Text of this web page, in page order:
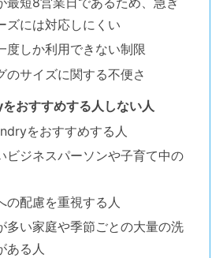
ズには対応しにくい
度しか利用できない制限
のサイズに関する不便さ
おすすめする人しない人
をおすすめする人
ビジネスパーソンや子育て中の
の配慮を重視する人
多い家庭や季節ごとの大量の洗
ある人